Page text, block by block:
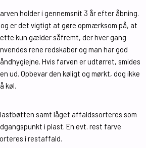
holder i gennemsnit 3 år efter åbning.
er det vigtigt at gøre opmærksom på, at
kun gælder såfremt, der hver gang
rene redskaber og man har god
Hvis farven er udtørret, smides
ud. Opbevar den køligt og mørkt, dog ikke
køl.
samt låget affaldssorteres som
i plast. En evt. rest farve
i restaffald.